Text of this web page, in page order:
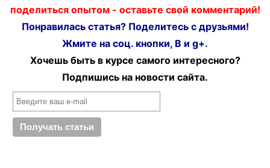
поделиться опытом - оставьте свой комментарий!
Понравилась статья? Поделитесь с друзьями!
Жмите на соц. кнопки, В и g+.
Хочешь быть в курсе самого интересного?
Подпишись на новости сайта.